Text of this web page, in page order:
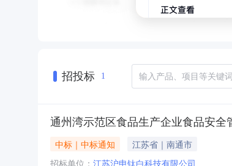
招投标 1
通州湾示范区食品生产企业食品安
中标｜中标通知
江苏省｜南通市
招标单位： 江苏沪申钛白科技有限公司